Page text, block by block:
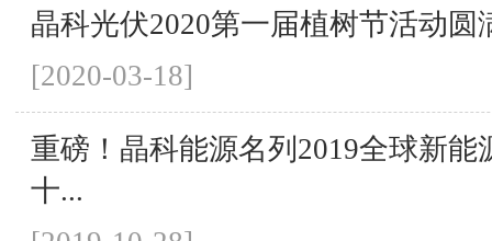
晶科光伏2020第一届植树节活动圆
[2020-03-18]
重磅！晶科能源名列2019全球新能
十...